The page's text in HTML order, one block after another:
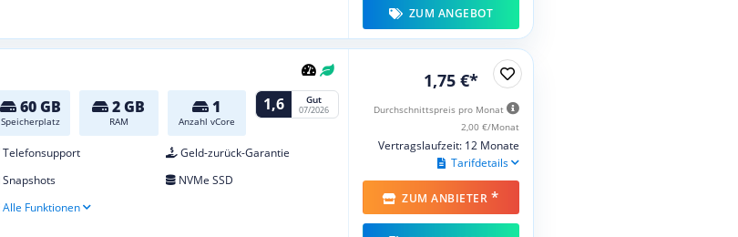
ZUM ANGEBOT
60 GB
Speicherplatz
2 GB
RAM
1
Anzahl vCore
1,6 Gut
07/2026
Telefonsupport
Geld-zurück-Garantie
Snapshots
NVMe SSD
Alle Funktionen
1,75 €*
Durchschnittspreis pro Monat
2,00 €/Monat
Vertragslaufzeit: 12 Monate
Tarifdetails
ZUM ANBIETER *